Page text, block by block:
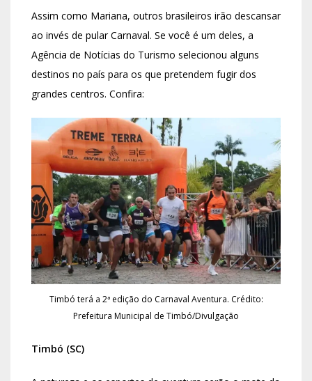
Assim como Mariana, outros brasileiros irão descansar
ao invés de pular Carnaval. Se você é um deles, a
Agência de Notícias do Turismo selecionou alguns
destinos no país para os que pretendem fugir dos
grandes centros. Confira:
Timbó terá a 2ª edição do Carnaval Aventura. Crédito:
Prefeitura Municipal de Timbó/Divulgação
Timbó (SC)